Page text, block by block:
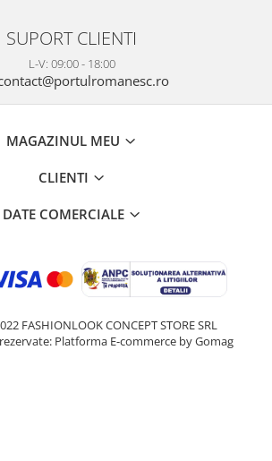
SUPORT CLIENTI
L-V: 09:00 - 18:00
MAGAZINUL MEU
CLIENTI
DATE COMERCIALE
FASHIONLOOK CONCEPT STORE SRL
Platforma E-commerce by Gomag